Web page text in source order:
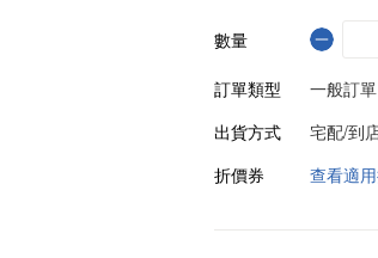
數量
訂單類型
一般訂單
出貨方式
宅配/到
折價券
查看適